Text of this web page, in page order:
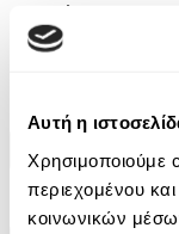
Αυτή η
Χρησιμοποιούμε
περιεχομένου
κοινωνικών
Φίλτρα
Φίλτρα